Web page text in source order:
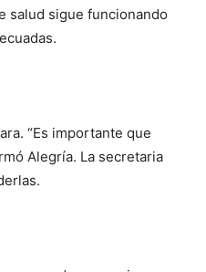
salud sigue funcionando
“Es importante que
Alegría. La secretaria